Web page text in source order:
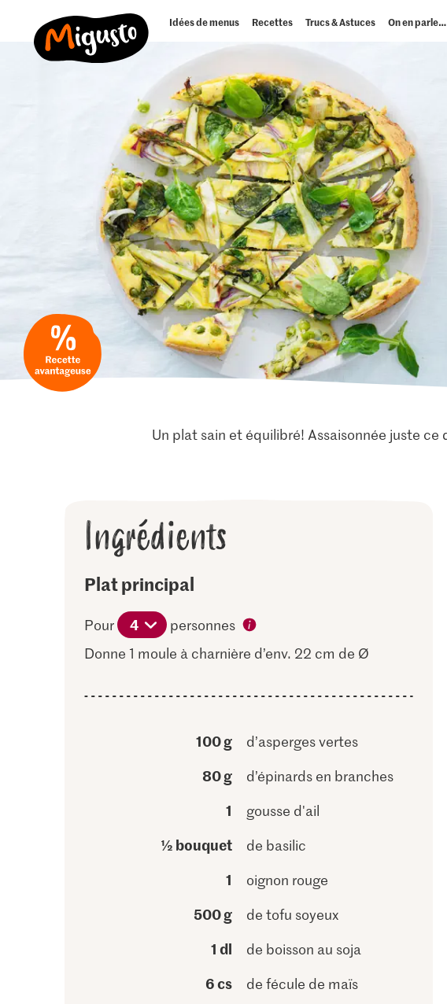
Idées de menus Recettes Trucs & Astuces On en parle…
Un plat sain et équilibré! Assaisonnée juste
Ingrédients
Plat principal
Pour 4
personnes
Donne 1 moule à charnière d’env. 22 cm de Ø
100 g d’asperges vertes
80 g d’épinards en branches
1 gousse d'ail
½ bouquet de basilic
1 oignon rouge
500 g de tofu soyeux
1 dl de boisson au soja
6 cs de fécule de maïs